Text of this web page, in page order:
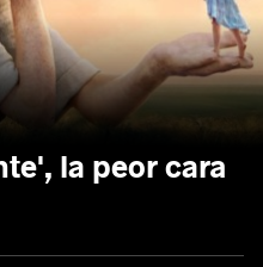
la peor cara